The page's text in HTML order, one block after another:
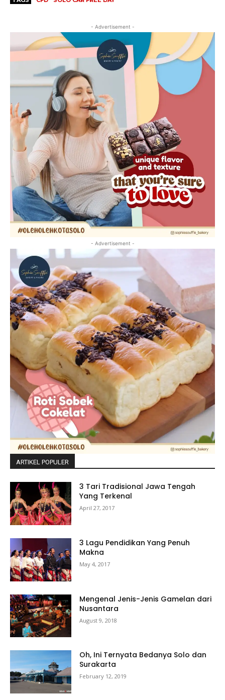
- Advertisement -
- Advertisement -
ARTIKEL POPULER
3 Tari Tradisional Jawa Tengah
Yang Terkenal
April 27, 2017
3 Lagu Pendidikan Yang Penuh
Makna
May 4, 2017
Mengenal Jenis-Jenis Gamelan dari
Nusantara
August 9, 2018
Oh, Ini Ternyata Bedanya Solo dan
Surakarta
February 12, 2019